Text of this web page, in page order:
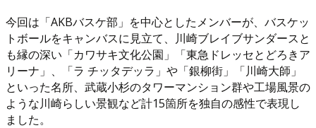
今回は「AKBバスケ部」を中心としたメンバーが、バスケッ
トボールをキャンバスに見立て、川崎ブレイブサンダースと
も縁の深い「カワサキ文化公園」「東急ドレッセとどろきア
リーナ」、「ラ チッタデッラ」や「銀柳街」「川崎大師」
といった名所、武蔵小杉のタワーマンション群や工場風景の
ような川崎らしい景観など計15箇所を独自の感性で表現し
ました。